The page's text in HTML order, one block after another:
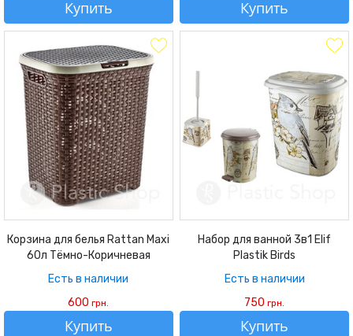
Купить Купить
Корзина для белья Rattan Maxi
60л Тёмно-Коричневая
Есть в наличии
600грн.
Купить
Набор для ванной 3в1 Elif
Plastik Birds
Есть в наличии
750грн.
Купить